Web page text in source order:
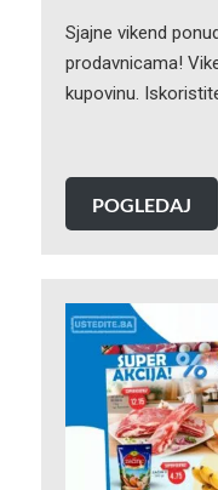
Sjajne vikend
prodavnicama!
kupovinu.
POGLEDAJ